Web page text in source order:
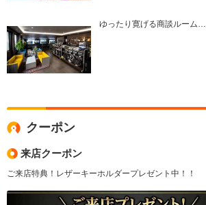
ゆったり寛げる商談ルーム…
クーポン
来店クーポン
ご来店特典！レザーキーホルダープレゼント中！！